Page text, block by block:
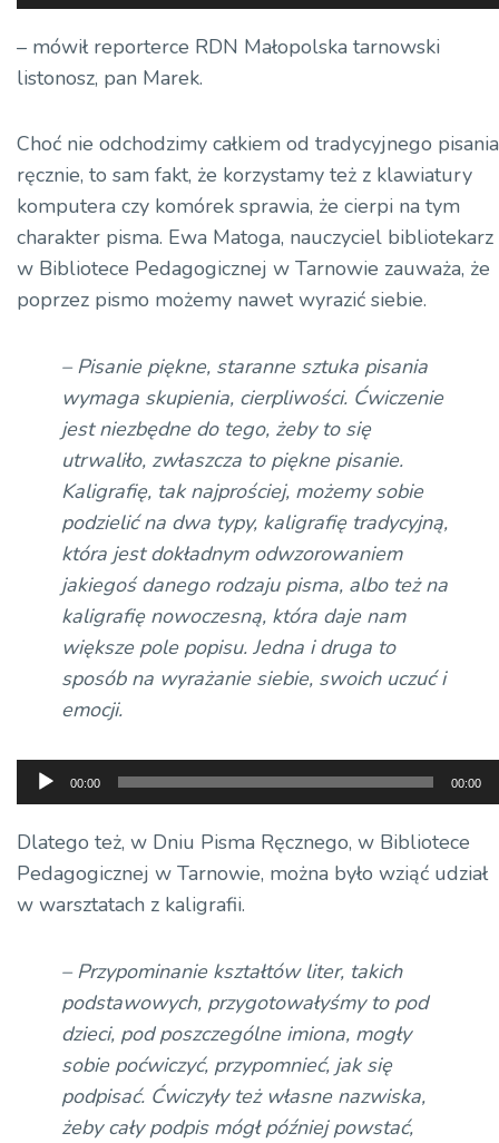
plików
dźwiękowych
– mówił reporterce RDN Małopolska tarnowski
listonosz, pan Marek.
Choć nie odchodzimy całkiem od tradycyjnego pisania
ręcznie, to sam fakt, że korzystamy też z klawiatury
komputera czy komórek sprawia, że cierpi na tym
charakter pisma. Ewa Matoga, nauczyciel bibliotekarz
w Bibliotece Pedagogicznej w Tarnowie zauważa, że
poprzez pismo możemy nawet wyrazić siebie.
– Pisanie piękne, staranne sztuka pisania
wymaga skupienia, cierpliwości. Ćwiczenie
jest niezbędne do tego, żeby to się
utrwaliło, zwłaszcza to piękne pisanie.
Kaligrafię, tak najprościej, możemy sobie
podzielić na dwa typy, kaligrafię tradycyjną,
która jest dokładnym odwzorowaniem
jakiegoś danego rodzaju pisma, albo też na
kaligrafię nowoczesną, która daje nam
większe pole popisu. Jedna i druga to
sposób na wyrażanie siebie, swoich uczuć i
emocji.
Odtwarzacz
plików
dźwiękowych
00:00 00:00
Dlatego też, w Dniu Pisma Ręcznego, w Bibliotece
Pedagogicznej w Tarnowie, można było wziąć udział
w warsztatach z kaligrafii.
– Przypominanie kształtów liter, takich
podstawowych, przygotowałyśmy to pod
dzieci, pod poszczególne imiona, mogły
sobie poćwiczyć, przypomnieć, jak się
podpisać. Ćwiczyły też własne nazwiska,
żeby cały podpis mógł później powstać,